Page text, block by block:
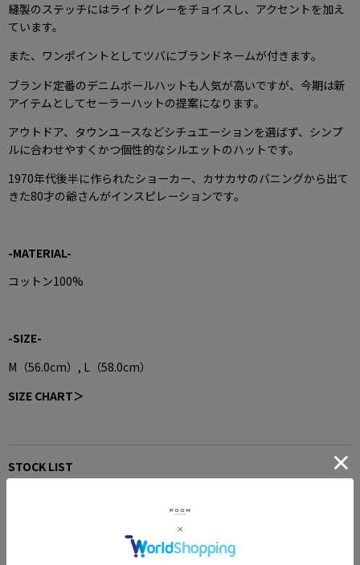
縫製のステッチにはライトグレーをチョイスし、アクセントを加え
ています。
また、ワンポイントとしてツバにブランドネームが付きます。
ブランド定番のデニムボールハットも人気が高いですが、今期は新
アイテムとしてセーラーハットの提案になります。
アウトドア、タウンユースなどシチュエーションを選ばず、シンプ
ルに合わせやすくかつ個性的なシルエットのハットです。
1970年代後半に作られたショーカー、カサカサのバニングから出て
きた80才の爺さんがインスピレーションです。
-MATERIAL-
コットン100%
-SIZE-
M（56.0cm）, L（58.0cm）
SIZE CHART＞
STOCK LIST